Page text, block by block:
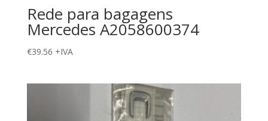
Rede para bagagens
Mercedes A2058600374
€39.56 +IVA